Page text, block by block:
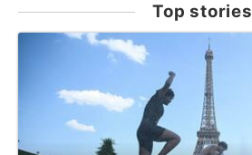
Top stories